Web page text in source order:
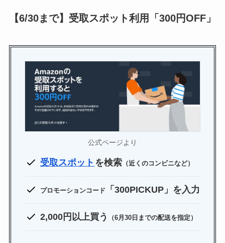
【6/30まで】受取スポット利用「300円OFF」
公式ページより
受取スポット を検索 （近くのコンビニなど）
プロモーションコード 「300PICKUP」を入力
2,000円以上買う （6月30日までの配送を指定）